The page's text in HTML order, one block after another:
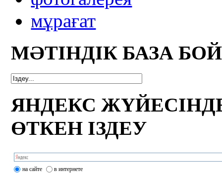
мұрағат
МӘТІНДІК БАЗА
ЯНДЕКС
ӨТКЕН ІЗДЕУ
на сайте в интернете